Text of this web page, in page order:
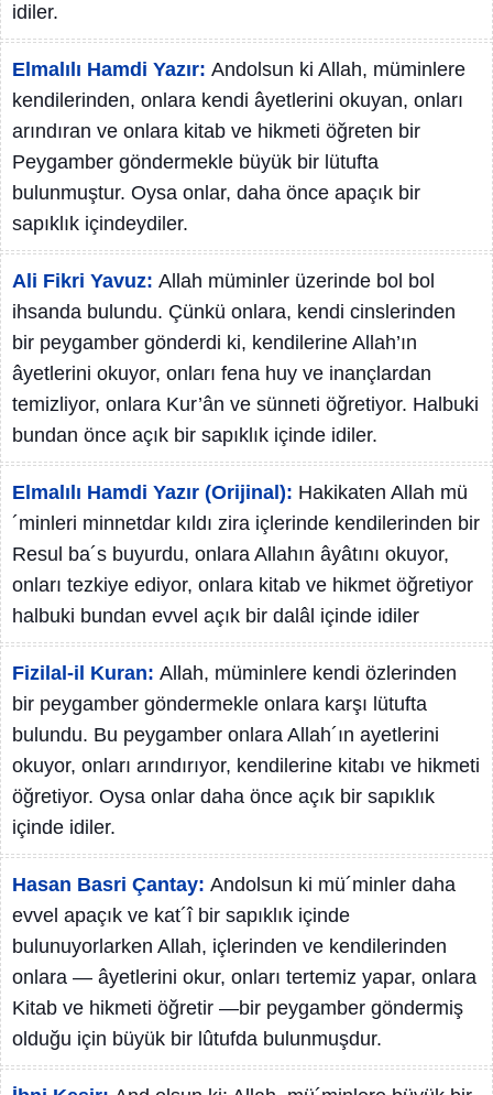
idiler.
Elmalılı Hamdi Yazır: Andolsun ki Allah, müminlere
kendilerinden, onlara kendi âyetlerini okuyan, onları
arındıran ve onlara kitab ve hikmeti öğreten bir
Peygamber göndermekle büyük bir lütufta
bulunmuştur. Oysa onlar, daha önce apaçık bir
sapıklık içindeydiler.
Ali Fikri Yavuz: Allah müminler üzerinde bol bol
ihsanda bulundu. Çünkü onlara, kendi cinslerinden
bir peygamber gönderdi ki, kendilerine Allah’ın
âyetlerini okuyor, onları fena huy ve inançlardan
temizliyor, onlara Kur’ân ve sünneti öğretiyor. Halbuki
bundan önce açık bir sapıklık içinde idiler.
Elmalılı Hamdi Yazır (Orijinal): Hakikaten Allah mü
´minleri minnetdar kıldı zira içlerinde kendilerinden bir
Resul ba´s buyurdu, onlara Allahın âyâtını okuyor,
onları tezkiye ediyor, onlara kitab ve hikmet öğretiyor
halbuki bundan evvel açık bir dalâl içinde idiler
Fizilal-il Kuran: Allah, müminlere kendi özlerinden
bir peygamber göndermekle onlara karşı lütufta
bulundu. Bu peygamber onlara Allah´ın ayetlerini
okuyor, onları arındırıyor, kendilerine kitabı ve hikmeti
öğretiyor. Oysa onlar daha önce açık bir sapıklık
içinde idiler.
Hasan Basri Çantay: Andolsun ki mü´minler daha
evvel apaçık ve kat´î bir sapıklık içinde
bulunuyorlarken Allah, içlerinden ve kendilerinden
onlara — âyetlerini okur, onları tertemiz yapar, onlara
Kitab ve hikmeti öğretir —bir peygamber göndermiş
olduğu için büyük bir lûtufda bulunmuşdur.